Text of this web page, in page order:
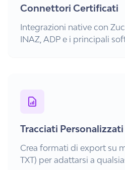
Connettori Certificati
Integrazioni native con
INAZ, ADP e i principali
Tracciati Personalizzati
Crea formati di export su
TXT) per adattarsi a